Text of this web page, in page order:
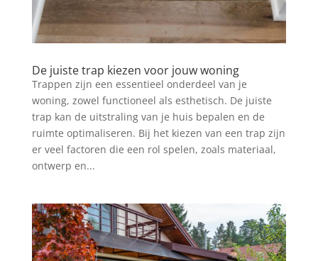
De juiste trap kiezen voor jouw woning
Trappen zijn een essentieel onderdeel van je
woning, zowel functioneel als esthetisch. De juiste
trap kan de uitstraling van je huis bepalen en de
ruimte optimaliseren. Bij het kiezen van een trap zijn
er veel factoren die een rol spelen, zoals materiaal,
ontwerp en...